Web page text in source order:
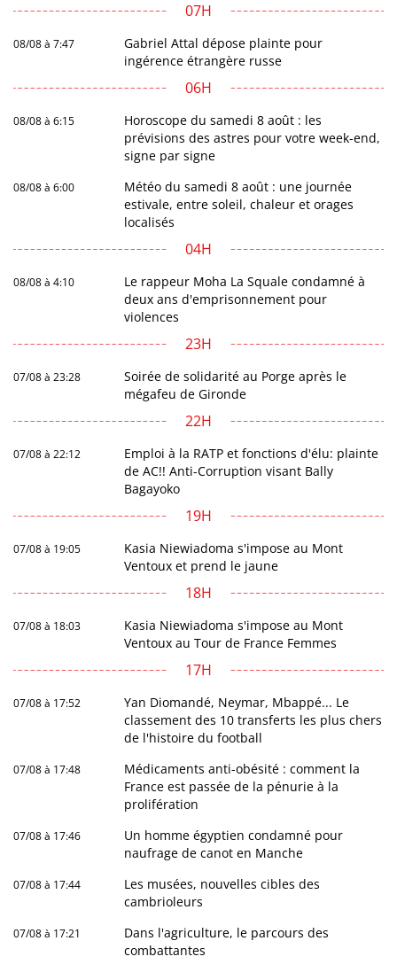
07H
08/08 à 7:47
Gabriel Attal dépose plainte pour
ingérence étrangère russe
06H
08/08 à 6:15
Horoscope du samedi 8 août : les
prévisions des astres pour votre week-end,
signe par signe
08/08 à 6:00
Météo du samedi 8 août : une journée
estivale, entre soleil, chaleur et orages
localisés
04H
08/08 à 4:10
Le rappeur Moha La Squale condamné à
deux ans d'emprisonnement pour
violences
23H
07/08 à 23:28
Soirée de solidarité au Porge après le
mégafeu de Gironde
22H
07/08 à 22:12
Emploi à la RATP et fonctions d'élu: plainte
de AC!! Anti-Corruption visant Bally
Bagayoko
19H
07/08 à 19:05
Kasia Niewiadoma s'impose au Mont
Ventoux et prend le jaune
18H
07/08 à 18:03
Kasia Niewiadoma s'impose au Mont
Ventoux au Tour de France Femmes
17H
07/08 à 17:52
Yan Diomandé, Neymar, Mbappé... Le
classement des 10 transferts les plus chers
de l'histoire du football
07/08 à 17:48
Médicaments anti-obésité : comment la
France est passée de la pénurie à la
prolifération
07/08 à 17:46
Un homme égyptien condamné pour
naufrage de canot en Manche
07/08 à 17:44
Les musées, nouvelles cibles des
cambrioleurs
07/08 à 17:21
Dans l'agriculture, le parcours des
combattantes